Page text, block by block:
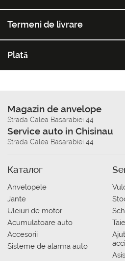
Termeni de livrare
Plată
Magazin de anvelope
Strada Calea Basarabiei 44
Service auto in Chisinau
Strada Calea Basarabiei 44
Каталог
Anvelopele
Jante
Uleiuri de motor
Acumulatoare auto
Accesorii
Sisteme de alarma auto